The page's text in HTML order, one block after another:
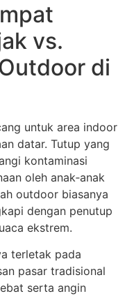
vs.
di
untuk area indoor
datar. Tutup yang
kontaminasi
oleh anak‑anak
outdoor biasanya
dengan penutup
ekstrem.
terletak pada
pasar tradisional
serta angin